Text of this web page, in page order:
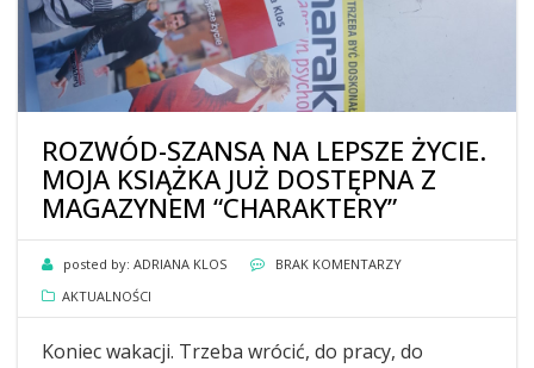
ROZWÓD-SZANSA NA LEPSZE ŻYCIE.
MOJA KSIĄŻKA JUŻ DOSTĘPNA Z
MAGAZYNEM “CHARAKTERY”
posted by: ADRIANA KLOS
BRAK KOMENTARZY
AKTUALNOŚCI
Koniec wakacji. Trzeba wrócić, do pracy, do